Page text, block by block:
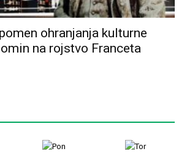
ohranjanja kulturne
na rojstvo Franceta